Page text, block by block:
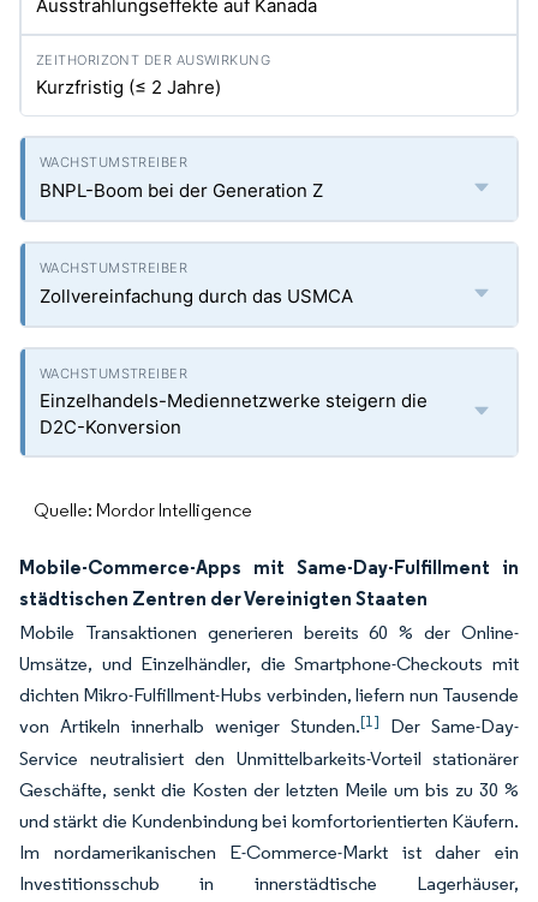
Ausstrahlungseffekte auf Kanada
Kurzfristig (≤ 2 Jahre)
BNPL-Boom bei der Generation Z
Zollvereinfachung durch das USMCA
Einzelhandels-Mediennetzwerke steigern die
D2C-Konversion
Quelle: Mordor Intelligence
Mobile-Commerce-Apps mit Same-Day-Fulfillment in
städtischen Zentren der Vereinigten Staaten
Mobile Transaktionen generieren bereits 60 % der Online-
Umsätze, und Einzelhändler, die Smartphone-Checkouts mit
dichten Mikro-Fulfillment-Hubs verbinden, liefern nun Tausende
von Artikeln innerhalb weniger Stunden.[1]
Der Same-Day-
Service neutralisiert den Unmittelbarkeits-Vorteil stationärer
Geschäfte, senkt die Kosten der letzten Meile um bis zu 30 %
und stärkt die Kundenbindung bei komfortorientierten Käufern.
Im nordamerikanischen E-Commerce-Markt ist daher ein
Investitionsschub in innerstädtische Lagerhäuser,